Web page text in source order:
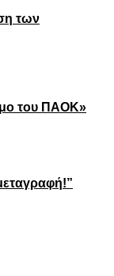
των
του ΠΑΟΚ»